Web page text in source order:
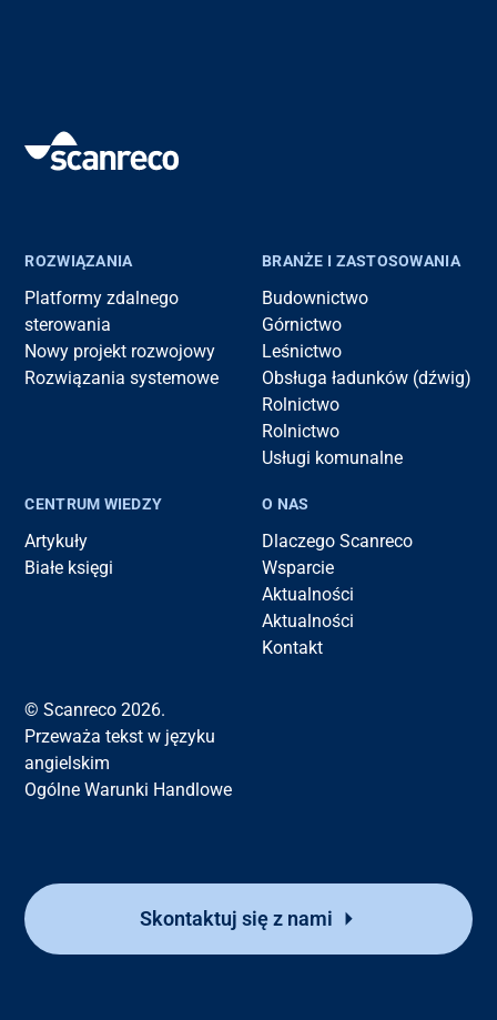
Skontaktuj się z nami
ROZWIĄZANIA
Platformy zdalnego
sterowania
Nowy projekt rozwojowy
Rozwiązania systemowe
BRANŻE I ZASTOSOWANIA
Budownictwo
Górnictwo
Leśnictwo
Obsługa ładunków (dźwig)
Rolnictwo
Rolnictwo
Usługi komunalne
CENTRUM WIEDZY
Artykuły
Białe księgi
O NAS
Dlaczego Scanreco
Wsparcie
Aktualności
Aktualności
Kontakt
© Scanreco 2026.
Przeważa tekst w języku
angielskim
Ogólne Warunki Handlowe